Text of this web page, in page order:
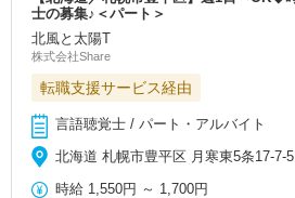
士の募集♪＜パート＞
北風と太陽T
株式会社Share
転職支援サービス経由
言語聴覚士 / パート・アルバイト
北海道 札幌市豊平区 月寒東5条17-7‐5
時給 1,550円 ～ 1,700円